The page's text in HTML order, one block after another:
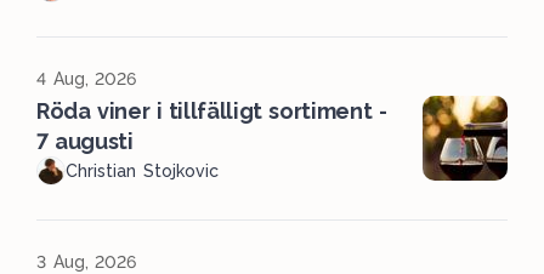
4 Aug, 2026
Röda viner i tillfälligt sortiment -
7 augusti
Christian Stojkovic
3 Aug, 2026